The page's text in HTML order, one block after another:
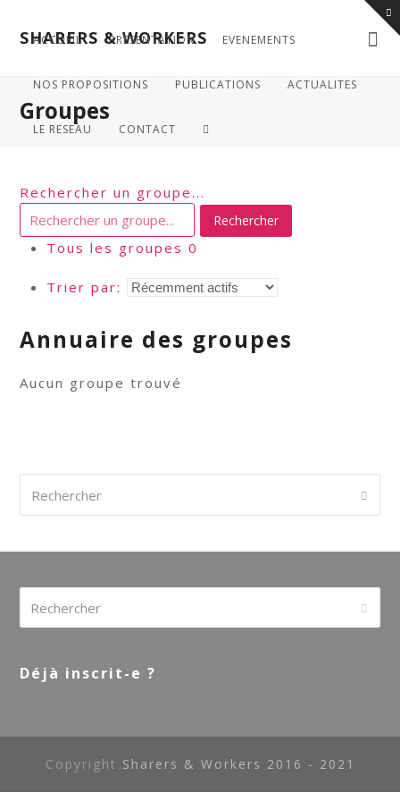
SHARERS & WORKERS
ACCUEIL PRESENTATION EVENEMENTS
NOS PROPOSITIONS PUBLICATIONS ACTUALITES
LE RESEAU CONTACT
Groupes
Rechercher un groupe...
Tous les groupes0
Trier par:
Annuaire des groupes
Aucun groupe trouvé
Déjà inscrit-e ?
Copyright Sharers & Workers 2016 - 2021